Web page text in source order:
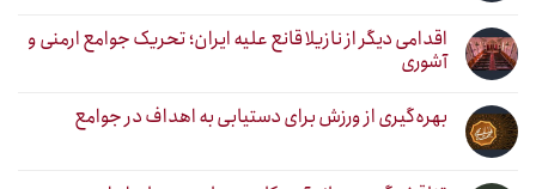
اقدامی دیگر از نازیلا قانع علیه ایران؛ تحریک جوامع ارمنی و
آشوری
بهره‌گیری از ورزش برای دستیابی به اهداف در جوامع